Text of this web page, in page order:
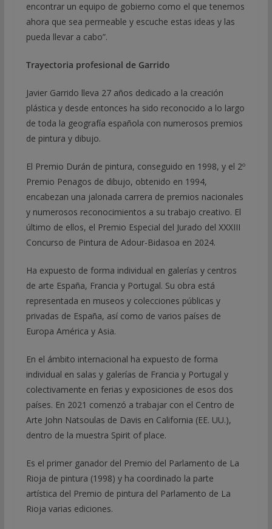
encontrar un equipo de gobierno como el que tenemos
ahora que sea permeable y escuche estas ideas y las
pueda llevar a cabo”.
Trayectoria profesional de Garrido
Javier Garrido lleva 27 años dedicado a la creación
plástica y desde entonces ha sido reconocido a lo largo
de toda la geografía española con numerosos premios
de pintura y dibujo.
El Premio Durán de pintura, conseguido en 1998, y el 2º
Premio Penagos de dibujo, obtenido en 1994,
encabezan una jalonada carrera de premios nacionales
y numerosos reconocimientos a su trabajo creativo. El
último de ellos, el Premio Especial del Jurado del XXXIII
Concurso de Pintura de Adour-Bidasoa en 2024.
Ha expuesto de forma individual en galerías y centros
de arte España, Francia y Portugal. Su obra está
representada en museos y colecciones públicas y
privadas de España, así como de varios países de
Europa América y Asia.
En el ámbito internacional ha expuesto de forma
individual en salas y galerías de Francia y Portugal y
colectivamente en ferias y exposiciones de esos dos
países. En 2021 comenzó a trabajar con el Centro de
Arte John Natsoulas de Davis en California (EE. UU.),
dentro de la muestra Spirit of place.
Es el primer ganador del Premio del Parlamento de La
Rioja de pintura (1998) y ha coordinado la parte
artística del Premio de pintura del Parlamento de La
Rioja varias ediciones.